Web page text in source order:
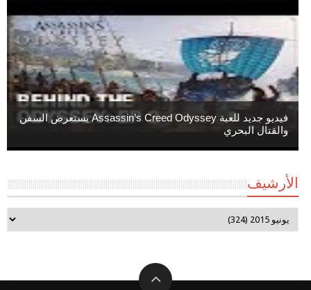
فيديو جديد للعبة Assassin’s Creed Odyssey يستعرض السفن
والقتال البحري
الأرشيف